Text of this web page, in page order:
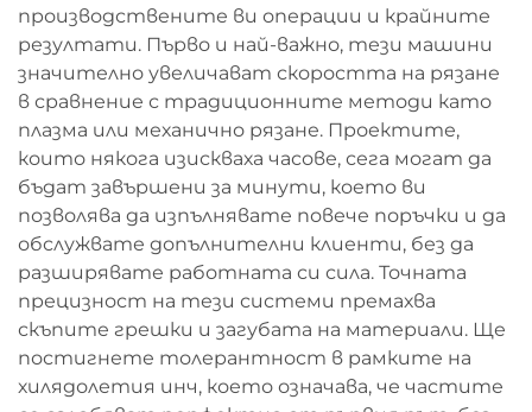
производствените ви операции и крайните
резултати. Първо и най-важно, тези машини
значително увеличават скоростта на рязане
в сравнение с традиционните методи като
плазма или механично рязане. Проектите,
които някога изискваха часове, сега могат да
бъдат завършени за минути, което ви
позволява да изпълнявате повече поръчки и да
обслужвате допълнителни клиенти, без да
разширявате работната си сила. Точната
прецизност на тези системи премахва
скъпите грешки и загубата на материали. Ще
постигнете толерантност в рамките на
хилядолетия инч, което означава, че частите